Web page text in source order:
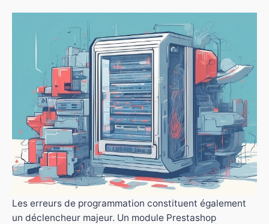
Les erreurs de programmation constituent également
un déclencheur majeur. Un module Prestashop